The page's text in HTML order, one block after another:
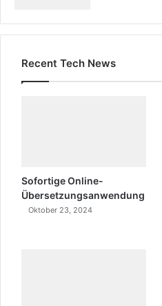
Recent Tech News
Sofortige Online-
Übersetzungsanwendung
Oktober 23, 2024